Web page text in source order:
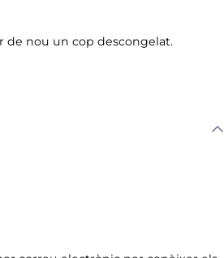
de nou un cop descongelat.